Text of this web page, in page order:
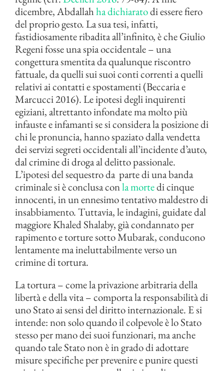
dicembre, Abdallahha dichiaratodi essere fiero
del proprio gesto. La sua tesi, infatti,
fastidiosamente ribadita all’infinito, è che Giulio
Regeni fosse una spia occidentale – una
congettura smentita da qualunque riscontro
fattuale, da quelli sui suoi conti correnti a quelli
relativi ai contatti e spostamenti (Beccaria e
Marcucci 2016). Le ipotesi degli inquirenti
egiziani, altrettanto infondate ma molto più
infauste e infamanti se si considera la posizione di
chi le pronuncia, hanno spaziato dalla vendetta
dei servizi segreti occidentali all’incidente d’auto,
dal crimine di droga al delitto passionale.
L’ipotesi del sequestro da parte di una banda
criminale si è conclusa conla mortedi cinque
innocenti, in un ennesimo tentativo maldestro di
insabbiamento. Tuttavia, le indagini, guidate dal
maggiore Khaled Shalaby, già condannato per
rapimento e torture sotto Mubarak, conducono
lentamente ma ineluttabilmente verso un
crimine di tortura.
La tortura – come la privazione arbitraria della
libertà e della vita – comporta la responsabilità di
uno Stato ai sensi del diritto internazionale. E si
intende: non solo quando il colpevole è lo Stato
stesso per mano dei suoi funzionari, ma anche
quando tale Stato non è in grado di adottare
misure specifiche per prevenire e punire questi